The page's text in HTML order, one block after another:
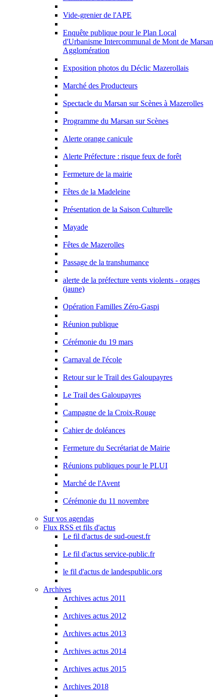
Vide-grenier de l'APE
Enquête publique pour le Plan Local
d'Urbanisme Intercommunal de Mont de Marsan
Agglomération
Exposition photos du Déclic Mazerollais
Marché des Producteurs
Spectacle du Marsan sur Scènes à Mazerolles
Programme du Marsan sur Scènes
Alerte orange canicule
Alerte Préfecture : risque feux de forêt
Fermeture de la mairie
Fêtes de la Madeleine
Présentation de la Saison Culturelle
Mayade
Fêtes de Mazerolles
Passage de la transhumance
alerte de la préfecture vents violents - orages
(jaune)
Opération Familles Zéro-Gaspi
Réunion publique
Cérémonie du 19 mars
Carnaval de l'école
Retour sur le Trail des Galoupayres
Le Trail des Galoupayres
Campagne de la Croix-Rouge
Cahier de doléances
Fermeture du Secrétariat de Mairie
Réunions publiques pour le PLUI
Marché de l'Avent
Cérémonie du 11 novembre
Sur vos agendas
Flux RSS et fils d'actus
Le fil d'actus de sud-ouest.fr
Le fil d'actus service-public.fr
le fil d'actus de landespublic.org
Archives
Archives actus 2011
Archives actus 2012
Archives actus 2013
Archives actus 2014
Archives actus 2015
Archives 2018